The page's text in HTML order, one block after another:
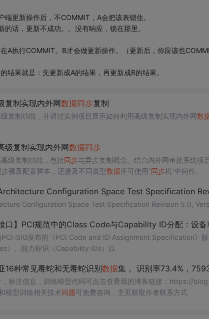
端更新操作后，不COMMIT，A会把该表锁住。
的话，更新不成功。。没有响应，锁在那里。
A执行COMMIT。B才会做更新操作。（更新后，你应该也
结果就是：先更新成A的结果，再更新成B的结果。
复制实现内外网数据同步复制
复制功能，并通过实例项目展示如何利用高级复制实现内外网数
级复制实现内外网数据同步
级复制功能，包括同步与异步复制概念。结合内外网审批系统项
骤及配置脚本，还提及不同类型数据库可使用“同步机”中间件。
Configuration Space Test Specification
Configuration Space Test Specification Revision 5.0,
口】PCI规范中的Class Code与Capability ID分配：设
PCI-SIG发布的《PCI Code and ID Assignment Specification》
）、能力标识（Capability IDs）以
16种常见毒蛇和无毒蛇识别数据集， 识别率73.4%，
，标注信息，训练模型代码可点击查看我的博客链接：https://
模型训练相关技术问题可免费咨询，主页获取作者联系方式